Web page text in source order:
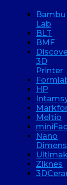
Bambu
Lab
BLT
BMF
3D
Printer
HP
Meltio
Nano
Ziknes